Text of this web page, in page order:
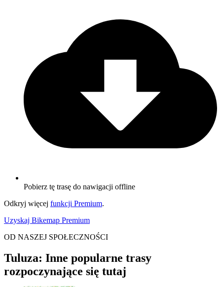
Pobierz tę trasę do nawigacji offline
Odkryj więcej funkcji Premium.
Uzyskaj Bikemap Premium
OD NASZEJ SPOŁECZNOŚCI
Tuluza: Inne popularne trasy
rozpoczynające się tutaj